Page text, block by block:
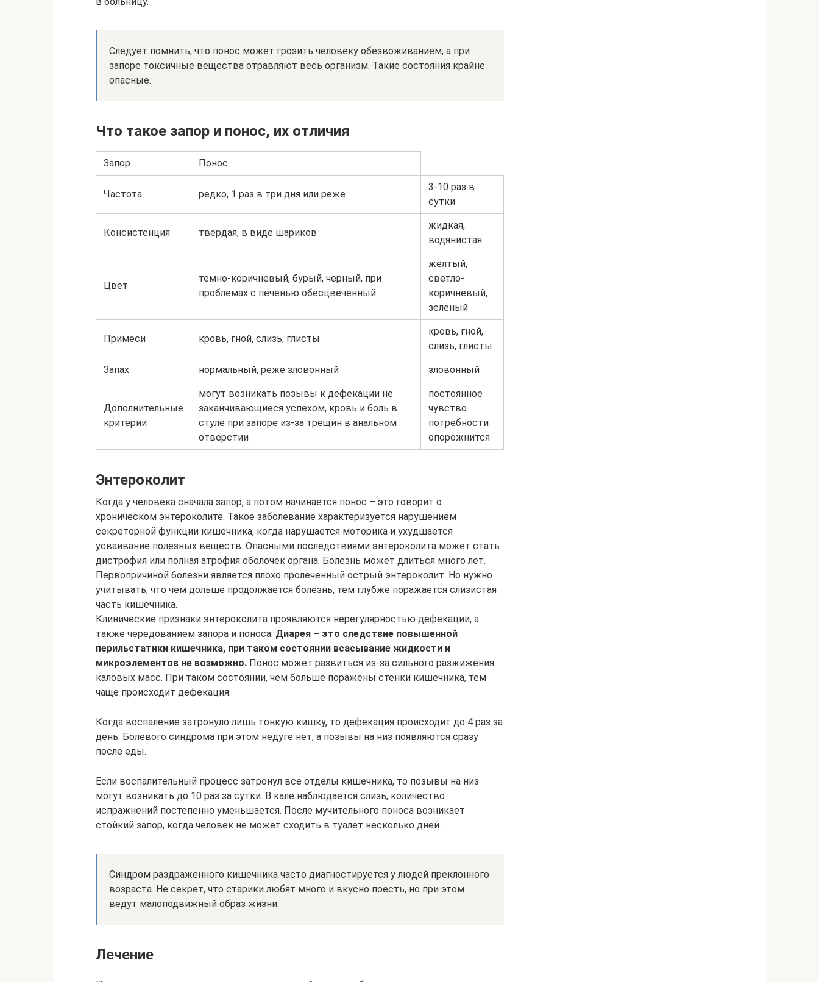
Следует помнить, что понос может грозить человеку обезвоживанием, а при
запоре токсичные вещества отравляют весь организм. Такие состояния крайне
опасные.
Что такое запор и понос, их отличия
Запор Понос
Частота редко, 1 раз в три дня или реже
3-10 раз в
сутки
Консистенция твердая, в виде шариков
жидкая,
водянистая
Цвет
темно-коричневый, бурый, черный, при
проблемах с печенью обесцвеченный
желтый,
светло-
коричневый,
зеленый
Примеси кровь, гной, слизь, глисты
кровь, гной,
слизь, глисты
Запах нормальный, реже зловонный зловонный
Дополнительные
критерии
могут возникать позывы к дефекации не
заканчивающиеся успехом, кровь и боль в
стуле при запоре из-за трещин в анальном
отверстии
постоянное
чувство
потребности
опорожнится
Энтероколит
Когда у человека сначала запор, а потом начинается понос – это говорит о
хроническом энтероколите. Такое заболевание характеризуется нарушением
секреторной функции кишечника, когда нарушается моторика и ухудшается
усваивание полезных веществ. Опасными последствиями энтероколита может стать
дистрофия или полная атрофия оболочек органа. Болезнь может длиться много лет.
Первопричиной болезни является плохо пролеченный острый энтероколит. Но нужно
учитывать, что чем дольше продолжается болезнь, тем глубже поражается слизистая
часть кишечника.
Клинические признаки энтероколита проявляются нерегулярностью дефекации, а
также чередованием запора и поноса. Диарея – это следствие повышенной
перильстатики кишечника, при таком состоянии всасывание жидкости и
микроэлементов не возможно. Понос может развиться из-за сильного разжижения
каловых масс. При таком состоянии, чем больше поражены стенки кишечника, тем
чаще происходит дефекация.
Когда воспаление затронуло лишь тонкую кишку, то дефекация происходит до 4 раз за
день. Болевого синдрома при этом недуге нет, а позывы на низ появляются сразу
после еды.
Если воспалительный процесс затронул все отделы кишечника, то позывы на низ
могут возникать до 10 раз за сутки. В кале наблюдается слизь, количество
испражнений постепенно уменьшается. После мучительного поноса возникает
стойкий запор, когда человек не может сходить в туалет несколько дней.
Синдром раздраженного кишечника часто диагностируется у людей преклонного
возраста. Не секрет, что старики любят много и вкусно поесть, но при этом
ведут малоподвижный образ жизни.
Лечение